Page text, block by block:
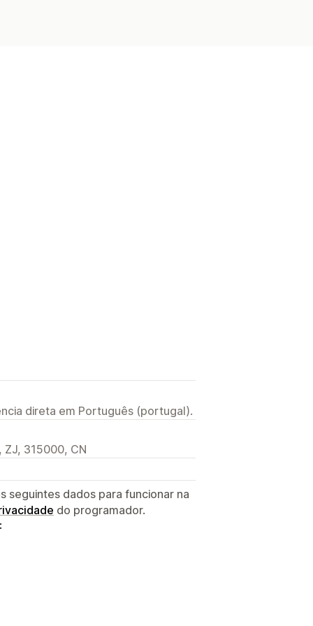
direta em Português (portugal).
ZJ, 315000, CN
seguintes dados para funcionar na
do programador.